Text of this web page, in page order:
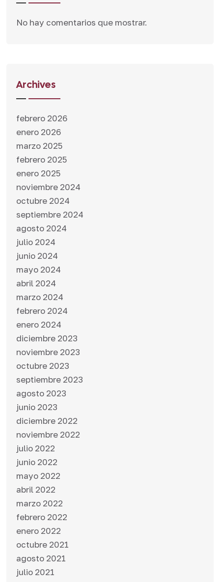
No hay comentarios que mostrar.
Archives
febrero 2026
enero 2026
marzo 2025
febrero 2025
enero 2025
noviembre 2024
octubre 2024
septiembre 2024
agosto 2024
julio 2024
junio 2024
mayo 2024
abril 2024
marzo 2024
febrero 2024
enero 2024
diciembre 2023
noviembre 2023
octubre 2023
septiembre 2023
agosto 2023
junio 2023
diciembre 2022
noviembre 2022
julio 2022
junio 2022
mayo 2022
abril 2022
marzo 2022
febrero 2022
enero 2022
octubre 2021
agosto 2021
julio 2021